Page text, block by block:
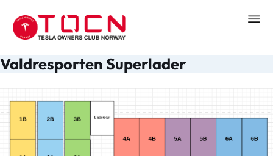
Valdresporten Superlader